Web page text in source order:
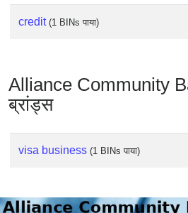
credit (1 BINs पाया)
Alliance Community
ब्रांड्स
visa business (1 BINs पाया)